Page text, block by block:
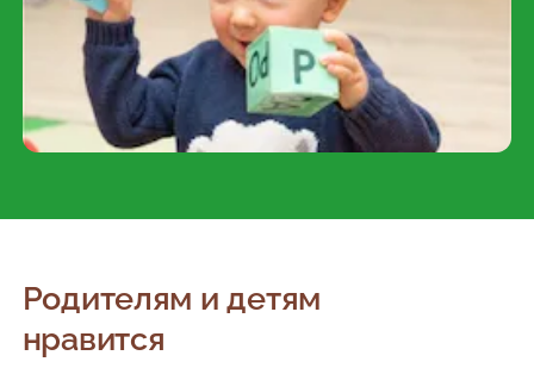
Родителям и детям
нравится